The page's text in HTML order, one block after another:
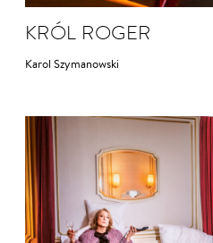
KRÓL RO­GER
Karol Szymanowski